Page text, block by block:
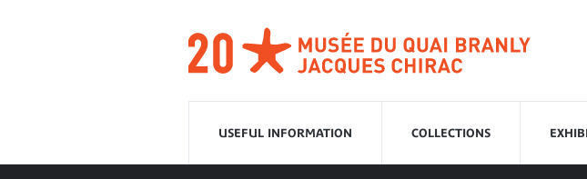
USEFUL INFORMATION COLLECTIONS